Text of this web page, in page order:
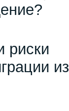
риски